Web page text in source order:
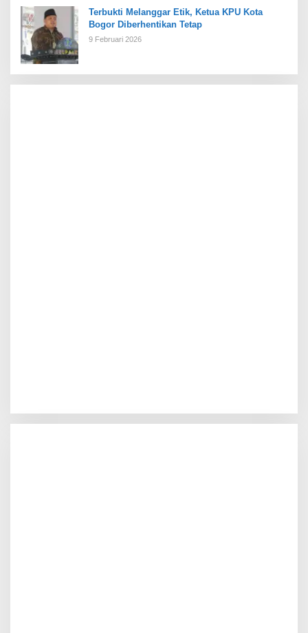
Terbukti Melanggar Etik, Ketua KPU Kota
Bogor Diberhentikan Tetap
9 Februari 2026